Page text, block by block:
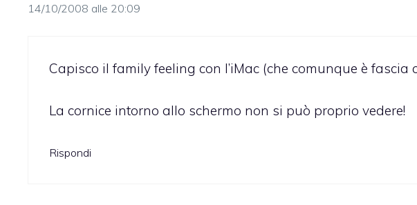
14/10/2008 alle 20:09
Capisco il family feeling con l’iMac (che comunque è fascia
La cornice intorno allo schermo non si può proprio vedere!
Rispondi